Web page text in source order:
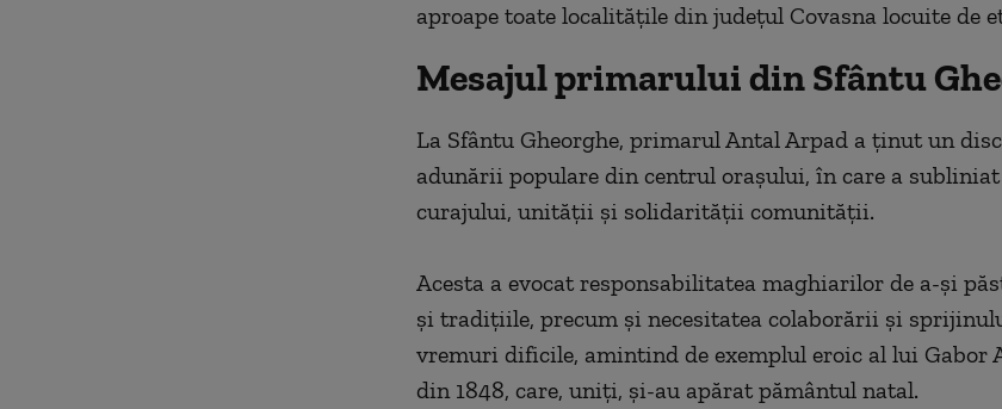
aproape toate localităţile din judeţul Covasna locuite de
Mesajul primarului din Sfântu
La Sfântu Gheorghe, primarul Antal Arpad a ţinut un
adunării populare din centrul oraşului, în care a
curajului, unităţii şi solidarităţii comunităţii.
Acesta a evocat responsabilitatea maghiarilor de a-şi
şi tradiţiile, precum şi necesitatea colaborării şi
vremuri dificile, amintind de exemplul eroic al lui Gabor
din 1848, care, uniţi, şi-au apărat pământul natal.